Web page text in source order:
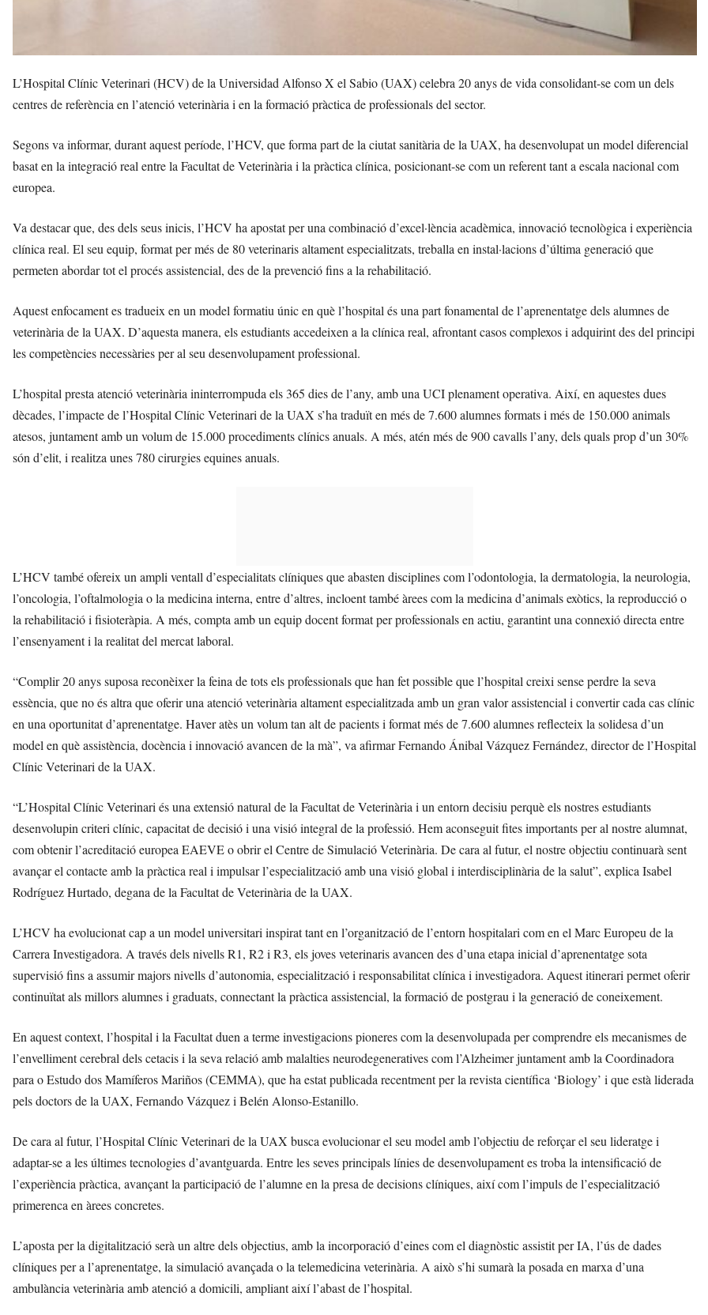
L’Hospital Clínic Veterinari (HCV) de la Universidad Alfonso X el Sabio (UAX) celebra 20 anys de vida consolidant-se com un dels
centres de referència en l’atenció veterinària i en la formació pràctica de professionals del sector.
Segons va informar, durant aquest període, l’HCV, que forma part de la ciutat sanitària de la UAX, ha desenvolupat un model diferencial
basat en la integració real entre la Facultat de Veterinària i la pràctica clínica, posicionant-se com un referent tant a escala nacional com
europea.
Va destacar que, des dels seus inicis, l’HCV ha apostat per una combinació d’excel·lència acadèmica, innovació tecnològica i experiència
clínica real. El seu equip, format per més de 80 veterinaris altament especialitzats, treballa en instal·lacions d’última generació que
permeten abordar tot el procés assistencial, des de la prevenció fins a la rehabilitació.
Aquest enfocament es tradueix en un model formatiu únic en què l’hospital és una part fonamental de l’aprenentatge dels alumnes de
veterinària de la UAX. D’aquesta manera, els estudiants accedeixen a la clínica real, afrontant casos complexos i adquirint des del principi
les competències necessàries per al seu desenvolupament professional.
L’hospital presta atenció veterinària ininterrompuda els 365 dies de l’any, amb una UCI plenament operativa. Així, en aquestes dues
dècades, l’impacte de l’Hospital Clínic Veterinari de la UAX s’ha traduït en més de 7.600 alumnes formats i més de 150.000 animals
atesos, juntament amb un volum de 15.000 procediments clínics anuals. A més, atén més de 900 cavalls l’any, dels quals prop d’un 30%
són d’elit, i realitza unes 780 cirurgies equines anuals.
L’HCV també ofereix un ampli ventall d’especialitats clíniques que abasten disciplines com l’odontologia, la dermatologia, la neurologia,
l’oncologia, l’oftalmologia o la medicina interna, entre d’altres, incloent també àrees com la medicina d’animals exòtics, la reproducció o
la rehabilitació i fisioteràpia. A més, compta amb un equip docent format per professionals en actiu, garantint una connexió directa entre
l’ensenyament i la realitat del mercat laboral.
“Complir 20 anys suposa reconèixer la feina de tots els professionals que han fet possible que l’hospital creixi sense perdre la seva
essència, que no és altra que oferir una atenció veterinària altament especialitzada amb un gran valor assistencial i convertir cada cas clínic
en una oportunitat d’aprenentatge. Haver atès un volum tan alt de pacients i format més de 7.600 alumnes reflecteix la solidesa d’un
model en què assistència, docència i innovació avancen de la mà”, va afirmar Fernando Ánibal Vázquez Fernández, director de l’Hospital
Clínic Veterinari de la UAX.
“L’Hospital Clínic Veterinari és una extensió natural de la Facultat de Veterinària i un entorn decisiu perquè els nostres estudiants
desenvolupin criteri clínic, capacitat de decisió i una visió integral de la professió. Hem aconseguit fites importants per al nostre alumnat,
com obtenir l’acreditació europea EAEVE o obrir el Centre de Simulació Veterinària. De cara al futur, el nostre objectiu continuarà sent
avançar el contacte amb la pràctica real i impulsar l’especialització amb una visió global i interdisciplinària de la salut”, explica Isabel
Rodríguez Hurtado, degana de la Facultat de Veterinària de la UAX.
L’HCV ha evolucionat cap a un model universitari inspirat tant en l’organització de l’entorn hospitalari com en el Marc Europeu de la
Carrera Investigadora. A través dels nivells R1, R2 i R3, els joves veterinaris avancen des d’una etapa inicial d’aprenentatge sota
supervisió fins a assumir majors nivells d’autonomia, especialització i responsabilitat clínica i investigadora. Aquest itinerari permet oferir
continuïtat als millors alumnes i graduats, connectant la pràctica assistencial, la formació de postgrau i la generació de coneixement.
En aquest context, l’hospital i la Facultat duen a terme investigacions pioneres com la desenvolupada per comprendre els mecanismes de
l’envelliment cerebral dels cetacis i la seva relació amb malalties neurodegeneratives com l’Alzheimer juntament amb la Coordinadora
para o Estudo dos Mamíferos Mariños (CEMMA), que ha estat publicada recentment per la revista científica ‘Biology’ i que està liderada
pels doctors de la UAX, Fernando Vázquez i Belén Alonso-Estanillo.
De cara al futur, l’Hospital Clínic Veterinari de la UAX busca evolucionar el seu model amb l’objectiu de reforçar el seu lideratge i
adaptar-se a les últimes tecnologies d’avantguarda. Entre les seves principals línies de desenvolupament es troba la intensificació de
l’experiència pràctica, avançant la participació de l’alumne en la presa de decisions clíniques, així com l’impuls de l’especialització
primerenca en àrees concretes.
L’aposta per la digitalització serà un altre dels objectius, amb la incorporació d’eines com el diagnòstic assistit per IA, l’ús de dades
clíniques per a l’aprenentatge, la simulació avançada o la telemedicina veterinària. A això s’hi sumarà la posada en marxa d’una
ambulància veterinària amb atenció a domicili, ampliant així l’abast de l’hospital.